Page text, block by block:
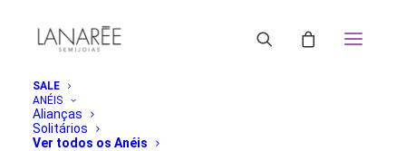
SALE
ANÉIS
Alianças
Solitários
Ver todos os Anéis